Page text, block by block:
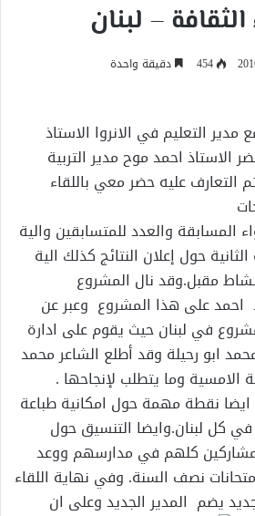
– لبنان
454 دقيقة واحدة
مدير التعليم في اﻻنروا اﻻستاذ
اﻻستاذ احمد موح مدير التربية
التعارف عليه حضر معي باللقاء
والعدد للمتسابقين والية
حول إعلان النتائج كذلك الية
مقبل.وقد نال المشروع
احمد على هذا المشروع وعبر عن
في لبنان حيث يقوم على ادارة
ابو رحيلة وقد أطلع الشاعر محمد
اﻻمسية وما يتطلب لإنجاحها .
نقطة مهمة حول امكانية طباعة
كل لبنان.وايضا التنسيق حول
كلهم في مدارسهم ووعد
نصف السنة. وفي نهاية اللقاء
يضم المدير الجديد وعلى ان